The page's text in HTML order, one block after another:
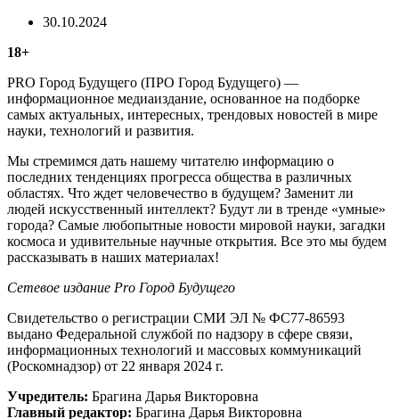
30.10.2024
18+
PRO Город Будущего (ПРО Город Будущего) —
информационное медиаиздание, основанное на подборке
самых актуальных, интересных, трендовых новостей в мире
науки, технологий и развития.
Мы стремимся дать нашему читателю информацию о
последних тенденциях прогресса общества в различных
областях. Что ждет человечество в будущем? Заменит ли
людей искусственный интеллект? Будут ли в тренде «умные»
города? Самые любопытные новости мировой науки, загадки
космоса и удивительные научные открытия. Все это мы будем
рассказывать в наших материалах!
Сетевое издание Рrо Город Будущего
Свидетельство о регистрации СМИ ЭЛ № ФС77-86593
выдано Федеральной службой по надзору в сфере связи,
информационных технологий и массовых коммуникаций
(Роскомнадзор) от 22 января 2024 г.
Учредитель: Брагина Дарья Викторовна
Главный редактор: Брагина Дарья Викторовна